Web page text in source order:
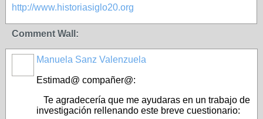
http://www.historiasiglo20.org
Comment Wall:
Manuela Sanz Valenzuela
Estimad@ compañer@:
Te agradecería que me ayudaras en un trabajo de
investigación rellenando este breve cuestionario: